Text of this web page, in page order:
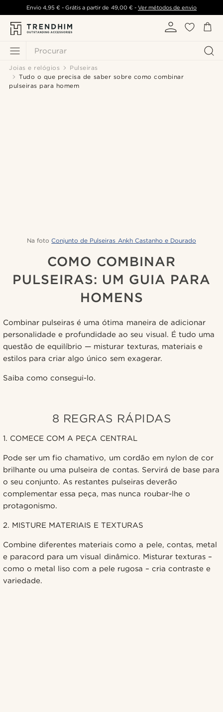
Procurar
Envio 4,95 €- Grátis a partir de 49,00 €- Ver métodos de envio
Joias e relógios
Pulseiras
Tudo o que precisa de saber sobre como combinar
pulseiras para homem
Na foto Conjunto de Pulseiras Ankh Castanho e Dourado
COMO COMBINAR
PULSEIRAS: UM GUIA PARA
HOMENS
Combinar pulseiras é uma ótima maneira de adicionar
personalidade e profundidade ao seu visual. É tudo uma
questão de equilíbrio — misturar texturas, materiais e
estilos para criar algo único sem exagerar.
Saiba como consegui-lo.
8 REGRAS RÁPIDAS
1. COMECE COM A PEÇA CENTRAL
Pode ser um fio chamativo, um cordão em nylon de cor
brilhante ou uma pulseira de contas. Servirá de base para
o seu conjunto. As restantes pulseiras deverão
complementar essa peça, mas nunca roubar-lhe o
protagonismo.
2. MISTURE MATERIAIS E TEXTURAS
Combine diferentes materiais como a pele, contas, metal
e paracord para um visual dinâmico. Misturar texturas –
como o metal liso com a pele rugosa – cria contraste e
variedade.